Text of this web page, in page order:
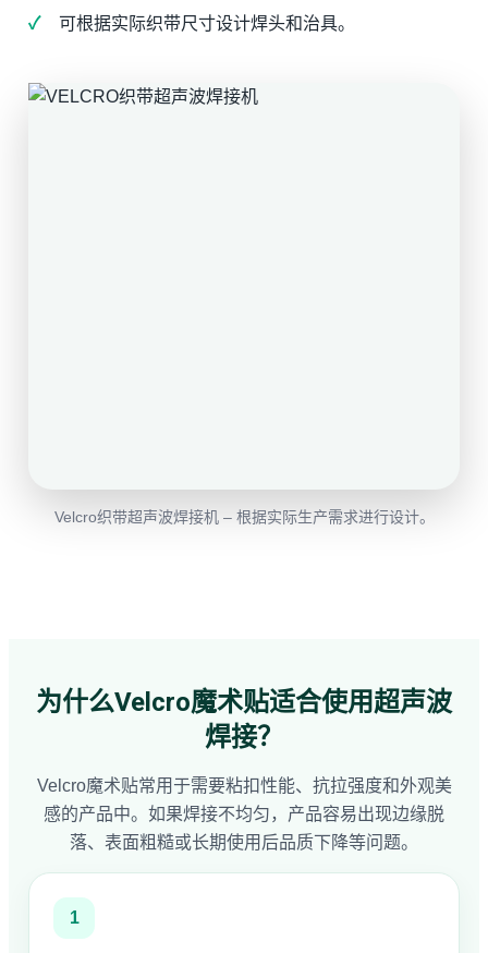
可根据实际织带尺寸设计焊头和治具。
Velcro织带超声波焊接机 – 根据实际生产需求进行设计。
为什么Velcro魔术贴适合使用超声波
焊接？
Velcro魔术贴常用于需要粘扣性能、抗拉强度和外观美
感的产品中。如果焊接不均匀，产品容易出现边缘脱
落、表面粗糙或长期使用后品质下降等问题。
1